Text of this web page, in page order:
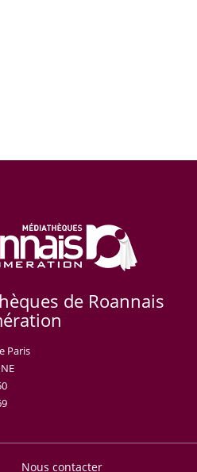
de Roannais
Paris
Nous contacter